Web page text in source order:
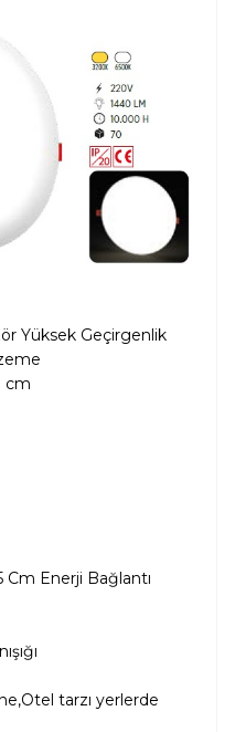
Yüksek Geçirgenlik
cm
Cm Enerji Bağlantı
tarzı yerlerde